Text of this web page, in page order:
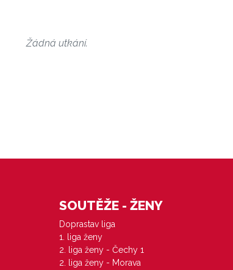
Žádná utkání.
SOUTĚŽE - ŽENY
Doprastav liga
1. liga ženy
2. liga ženy - Čechy 1
2. liga ženy - Morava